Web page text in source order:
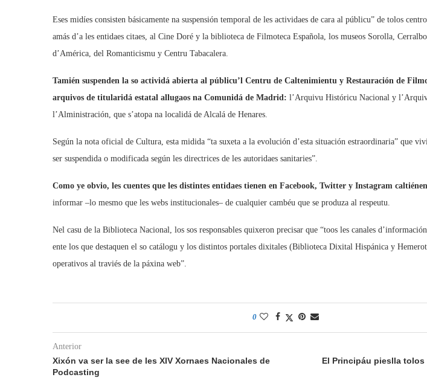
Eses midíes consisten básicamente na suspensión temporal de les actividaes de cara al públicu” de tolos
amás d’a les entidaes citaes, al Cine Doré y la biblioteca de Filmoteca Española, los museos Sorolla,
d’América, del Romanticismu y Centru Tabacalera.
Tamién suspenden la so actividá abierta al públicu’l Centru de Caltenimientu y Restauración de
arquivos de titularidá estatal allugaos na Comunidá de Madrid: l’Arquivu Históricu Nacional y
l’Alministración, que s’atopa na localidá de Alcalá de Henares.
Según la nota oficial de Cultura, esta midida “ta suxeta a la evolución d’esta situación estraordinaria” que
ser suspendida o modificada según les directrices de les autoridaes sanitaries”.
Como ye obvio, les cuentes que les distintes entidaes tienen en Facebook, Twitter y Instagram
informar –lo mesmo que les webs institucionales– de cualquier cambéu que se produza al respeutu.
Nel casu de la Biblioteca Nacional, los sos responsables quixeron precisar que “toos les canales
ente los que destaquen el so catálogu y los distintos portales dixitales (Biblioteca Dixital Hispánica y
operativos al traviés de la páxina web”.
0
Anterior
Xixón va ser la see de les XIV Xornaes Nacionales de
Podcasting
El Principáu pieslla